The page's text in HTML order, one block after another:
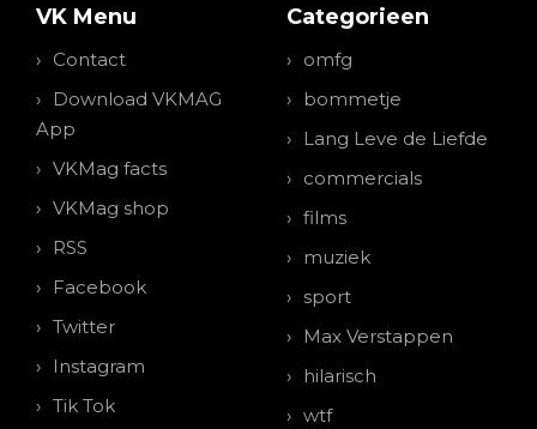
VK Menu
Contact
Download VKMAG
App
VKMag facts
VKMag shop
RSS
Facebook
Twitter
Instagram
Tik Tok
Categorieen
omfg
bommetje
Lang Leve de Liefde
commercials
films
muziek
sport
Max Verstappen
hilarisch
wtf